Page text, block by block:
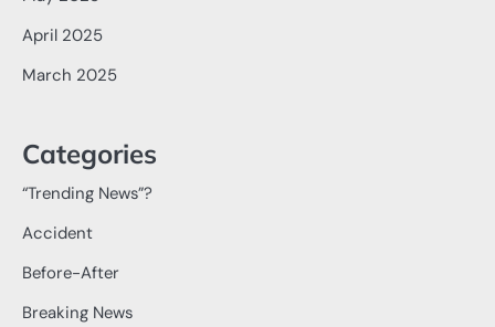
April 2025
March 2025
Categories
“Trending News”?
Accident
Before-After
Breaking News